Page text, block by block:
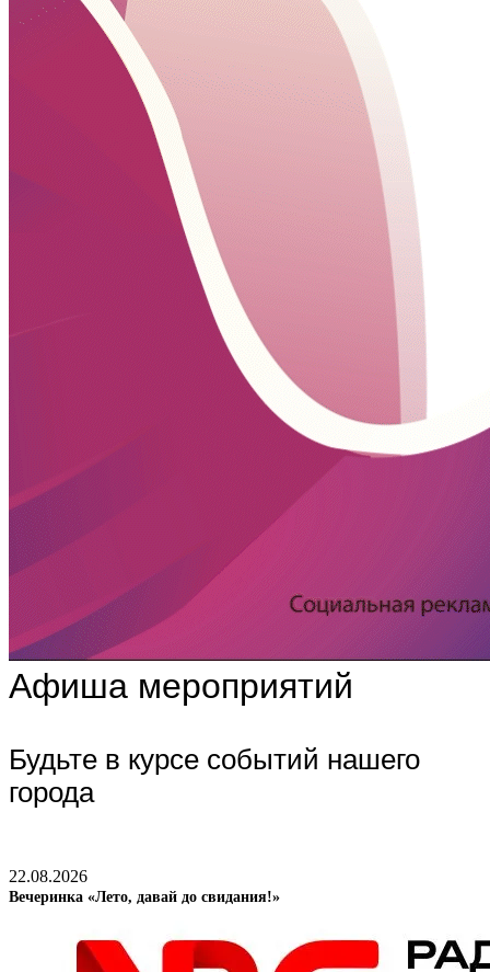
Афиша мероприятий
Будьте в курсе событий нашего
города
22.08.2026
Вечеринка «Лето, давай до свидания!»